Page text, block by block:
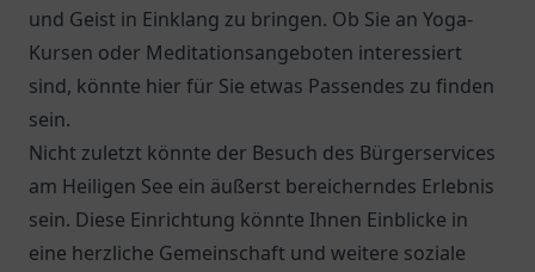
und Geist in Einklang zu bringen. Ob Sie an Yoga-
Kursen oder Meditationsangeboten interessiert
sind, könnte hier für Sie etwas Passendes zu finden
sein.
Nicht zuletzt könnte der Besuch des Bürgerservices
am Heiligen See ein äußerst bereicherndes Erlebnis
sein. Diese Einrichtung könnte Ihnen Einblicke in
eine herzliche Gemeinschaft und weitere soziale